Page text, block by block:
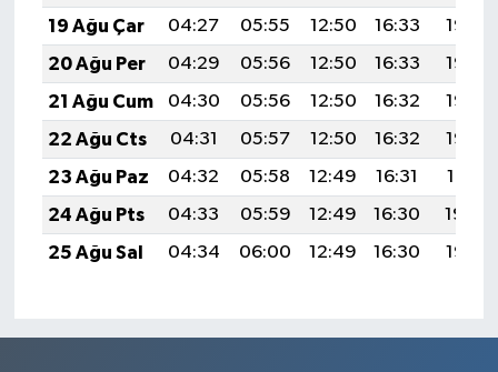
19 Ağu Çar
04:27 05:55 12:50 16:33
19:36
20 Ağu Per
04:29 05:56 12:50 16:33
19:35
21 Ağu Cum
04:30 05:56 12:50 16:32
19:33
22 Ağu Cts
04:31 05:57 12:50 16:32
19:32
23 Ağu Paz
04:32 05:58 12:49 16:31
19:31
24 Ağu Pts
04:33 05:59 12:49 16:30
19:29
25 Ağu Sal
04:34 06:00 12:49 16:30 19:28